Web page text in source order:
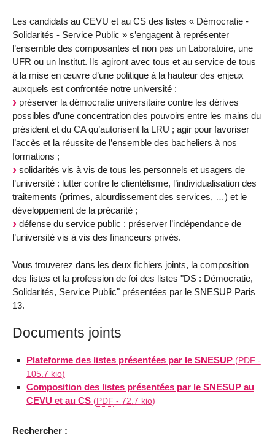
Les candidats au CEVU et au CS des listes « Démocratie -
Solidarités - Service Public » s’engagent à représenter
l’ensemble des composantes et non pas un Laboratoire, une
UFR ou un Institut. Ils agiront avec tous et au service de tous
à la mise en œuvre d’une politique à la hauteur des enjeux
auxquels est confrontée notre université :
préserver la démocratie universitaire contre les dérives
possibles d’une concentration des pouvoirs entre les mains du
président et du CA qu’autorisent la LRU ; agir pour favoriser
l’accès et la réussite de l’ensemble des bacheliers à nos
formations ;
solidarités vis à vis de tous les personnels et usagers de
l’université : lutter contre le clientélisme, l’individualisation des
traitements (primes, alourdissement des services, …) et le
développement de la précarité ;
défense du service public : préserver l’indépendance de
l’université vis à vis des financeurs privés.
Vous trouverez dans les deux fichiers joints, la composition
des listes et la profession de foi des listes "DS : Démocratie,
Solidarités, Service Public" présentées par le SNESUP Paris
13.
Documents joints
Plateforme des listes présentées par le SNESUP (PDF -
105.7 kio)
Composition des listes présentées par le SNESUP au
CEVU et au CS (PDF - 72.7 kio)
Rechercher :